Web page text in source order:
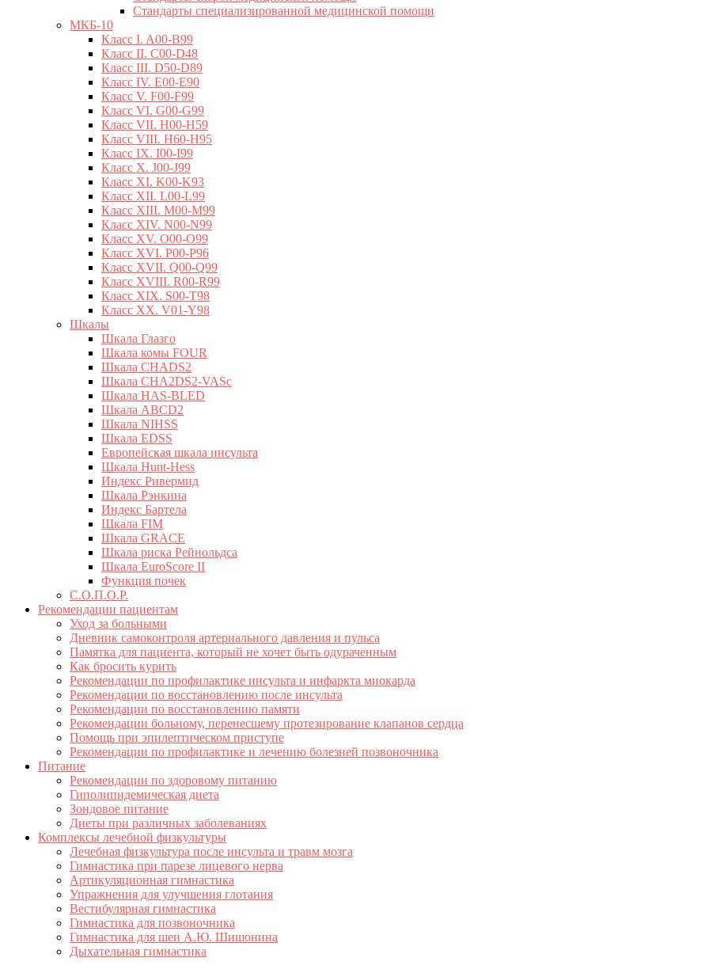
Стандарты специализированной медицинской помощи
МКБ-10
Класс I. A00-B99
Класс II. C00-D48
Класс III. D50-D89
Класс IV. E00-E90
Класс V. F00-F99
Класс VI. G00-G99
Класс VII. H00-H59
Класс VIII. H60-H95
Класс IX. I00-I99
Класс X. J00-J99
Класс XI. K00-K93
Класс XII. L00-L99
Класс XIII. M00-M99
Класс XIV. N00-N99
Класс XV. O00-O99
Класс XVI. P00-P96
Класс XVII. Q00-Q99
Класс XVIII. R00-R99
Класс XIX. S00-T98
Класс XX. V01-Y98
Шкалы
Шкала Глазго
Шкала комы FOUR
Шкала CHADS2
Шкала CHA2DS2-VASc
Шкала HAS-BLED
Шкала ABCD2
Шкала NIHSS
Шкала EDSS
Европейская шкала инсульта
Шкала Hunt-Hess
Индекс Ривермид
Шкала Рэнкина
Индекс Бартела
Шкала FIM
Шкала GRACE
Шкала риска Рейнольдса
Шкала EuroScore II
Функция почек
С.О.П.О.Р.
Рекомендации пациентам
Уход за больными
Дневник самоконтроля артериального давления и пульса
Памятка для пациента, который не хочет быть одураченным
Как бросить курить
Рекомендации по профилактике инсульта и инфаркта миокарда
Рекомендации по восстановлению после инсульта
Рекомендации по восстановлению памяти
Рекомендации больному, перенесшему протезирование клапанов сердца
Помощь при эпилептическом приступе
Рекомендации по профилактике и лечению болезней позвоночника
Питание
Рекомендации по здоровому питанию
Гиполипидемическая диета
Зондовое питание
Диеты при различных заболеваниях
Комплексы лечебной физкультуры
Лечебная физкультура после инсульта и травм мозга
Гимнастика при парезе лицевого нерва
Артикуляционная гимнастика
Упражнения для улучшения глотания
Вестибулярная гимнастика
Гимнастика для позвоночника
Гимнастика для шеи А.Ю. Шишонина
Дыхательная гимнастика